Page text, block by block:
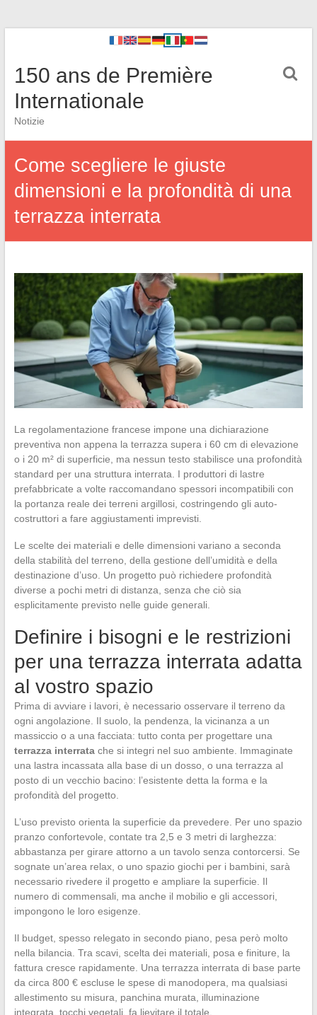
150 ans de Première
Internationale
Notizie
Come scegliere le giuste
dimensioni e la profondità di una
terrazza interrata
La regolamentazione francese impone una dichiarazione
preventiva non appena la terrazza supera i 60 cm di elevazione
o i 20 m² di superficie, ma nessun testo stabilisce una profondità
standard per una struttura interrata. I produttori di lastre
prefabbricate a volte raccomandano spessori incompatibili con
la portanza reale dei terreni argillosi, costringendo gli auto-
costruttori a fare aggiustamenti imprevisti.
Le scelte dei materiali e delle dimensioni variano a seconda
della stabilità del terreno, della gestione dell’umidità e della
destinazione d’uso. Un progetto può richiedere profondità
diverse a pochi metri di distanza, senza che ciò sia
esplicitamente previsto nelle guide generali.
Definire i bisogni e le restrizioni
per una terrazza interrata adatta
al vostro spazio
Prima di avviare i lavori, è necessario osservare il terreno da
ogni angolazione. Il suolo, la pendenza, la vicinanza a un
massiccio o a una facciata: tutto conta per progettare una
terrazza interratache si integri nel suo ambiente. Immaginate
una lastra incassata alla base di un dosso, o una terrazza al
posto di un vecchio bacino: l’esistente detta la forma e la
profondità del progetto.
L’uso previsto orienta la superficie da prevedere. Per uno spazio
pranzo confortevole, contate tra 2,5 e 3 metri di larghezza:
abbastanza per girare attorno a un tavolo senza contorcersi. Se
sognate un’area relax, o uno spazio giochi per i bambini, sarà
necessario rivedere il progetto e ampliare la superficie. Il
numero di commensali, ma anche il mobilio e gli accessori,
impongono le loro esigenze.
Il budget, spesso relegato in secondo piano, pesa però molto
nella bilancia. Tra scavi, scelta dei materiali, posa e finiture, la
fattura cresce rapidamente. Una terrazza interrata di base parte
da circa 800 € escluse le spese di manodopera, ma qualsiasi
allestimento su misura, panchina murata, illuminazione
integrata, tocchi vegetali, fa lievitare il totale.